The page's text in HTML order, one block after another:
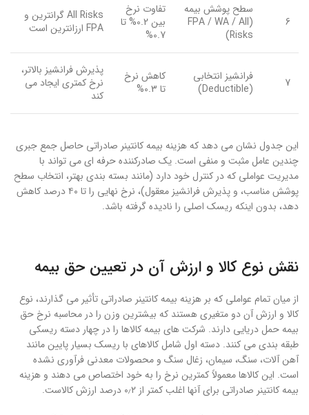
6
سطح پوشش بیمه
(FPA / WA / All
Risks)
تفاوت نرخ
بین 0.2% تا
0.7%
All Risks گرانترین و
FPA ارزانترین است
7
فرانشیز انتخابی
(Deductible)
کاهش نرخ
تا 0.3%
پذیرش فرانشیز بالاتر،
نرخ کمتری ایجاد می
کند
این جدول نشان می دهد که هزینه بیمه کانتینر صادراتی حاصل جمع جبری
چندین عامل مثبت و منفی است. یک صادرکننده حرفه ای می تواند با
مدیریت عواملی که در کنترل خود دارد (مانند بسته بندی بهتر، انتخاب سطح
پوشش مناسب، و پذیرش فرانشیز معقول)، نرخ نهایی را تا ۴۰ درصد کاهش
دهد، بدون اینکه ریسک اصلی را نادیده گرفته باشد.
نقش نوع کالا و ارزش آن در تعیین حق بیمه
از میان تمام عواملی که بر هزینه بیمه کانتینر صادراتی تأثیر می گذارند، نوع
کالا و ارزش آن دو متغیری هستند که بیشترین وزن را در محاسبه نرخ حق
بیمه حمل دریایی دارند. شرکت های بیمه کالاها را در چهار دسته ریسکی
طبقه بندی می کنند. دسته اول شامل کالاهای با ریسک بسیار پایین مانند
آهن آلات، سنگ، سیمان، زغال سنگ و محصولات معدنی فرآوری نشده
است. این کالاها معمولاً کمترین نرخ را به خود اختصاص می دهند و هزینه
بیمه کانتینر صادراتی برای آنها اغلب کمتر از ۰٫۲ درصد ارزش کالاست.